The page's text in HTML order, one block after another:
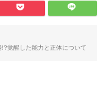
!?覚醒した能力と正体について